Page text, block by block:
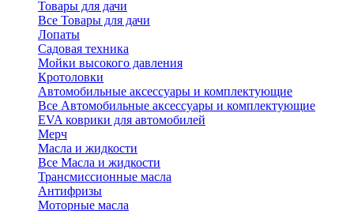
Товары для дачи
Все Товары для дачи
Лопаты
Садовая техника
Мойки высокого давления
Кротоловки
Автомобильные аксессуары и комплектующие
Все Автомобильные аксессуары и комплектующие
EVA коврики для автомобилей
Мерч
Масла и жидкости
Все Масла и жидкости
Трансмиссионные масла
Антифризы
Моторные масла